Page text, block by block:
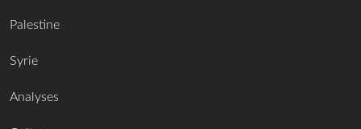
Palestine
Syrie
Analyses